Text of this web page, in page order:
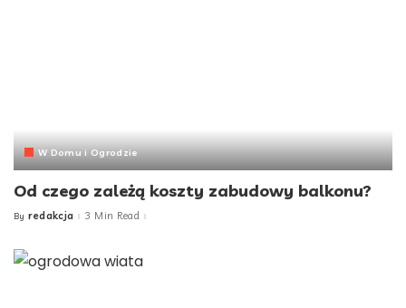
W Domu i Ogrodzie
Od czego zależą koszty zabudowy balkonu?
Posted
By redakcja 3 Min Read